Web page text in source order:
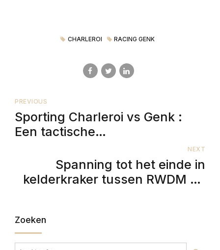
CHARLEROI RACING GENK
PREVIOUS
Sporting Charleroi vs Genk :
Een tactische
voorspelling van Octopus Willy
NEXT
Spanning tot het einde in
kelderkraker tussen RWDM en
Zoeken